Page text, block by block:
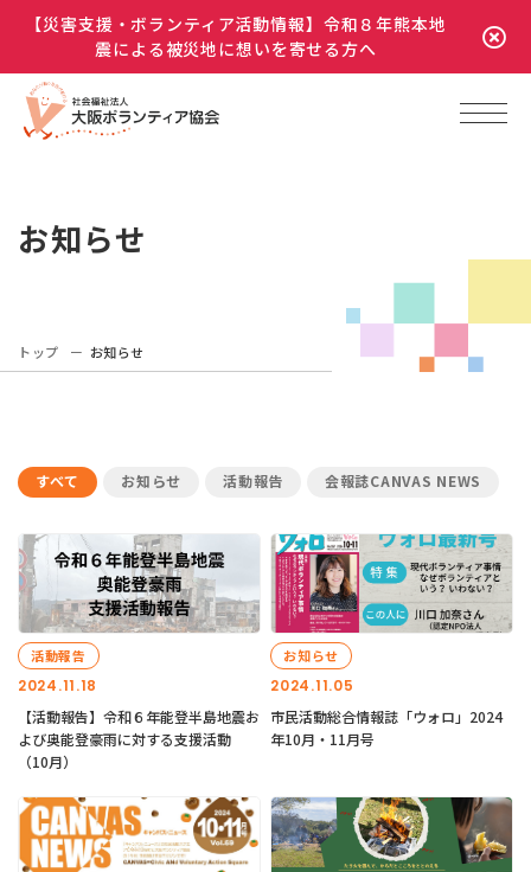
【災害支援・ボランティア活動情報】令和８年熊本地
震による被災地に想いを寄せる方へ
お知らせ
トップ お知らせ
すべて お知らせ 活動報告 会報誌CANVAS NEWS
2024.11.18
活動報告
【活動報告】令和６年能登半島地震お
よび奥能登豪雨に対する支援活動
（10月）
2024.11.05
お知らせ
市民活動総合情報誌「ウォロ」2024
年10月・11月号